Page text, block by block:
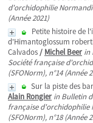
d'orchidophilie
(Année 2021)
Petite histoire de
d'Himantoglossum
Calvados/ Michel Beer in
Société française
(SFONorm), n°14 (Année
Sur la piste des
Alain Rongier in Bulletin
française d'orchidophilie
(SFONorm), n°18 (Année